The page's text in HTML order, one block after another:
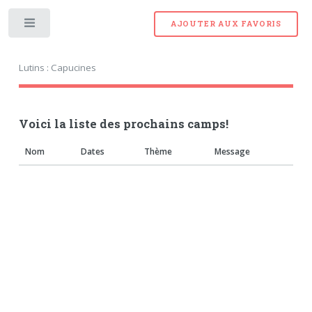
Lutins : Capucines
AJOUTER AUX FAVORIS
Voici la liste des prochains camps!
Nom Dates Thème Message